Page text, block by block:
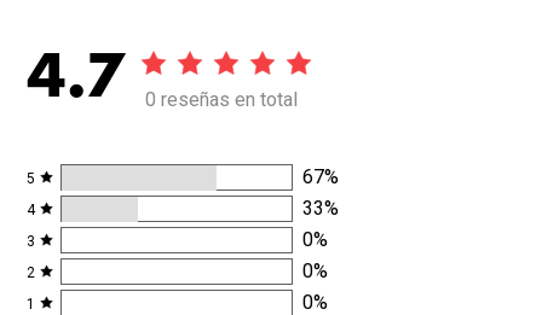
4.7 0 reseñas en total
5 67%
4 33%
3 0%
2 0%
1 0%